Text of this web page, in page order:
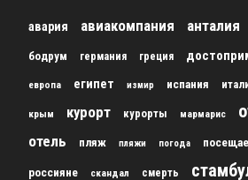
авария авиакомпания анталия
бодрум германия греция
европа египет измир испания
крым курорт курорты мармарис
отель
пляж пляжи погода
россияне скандал смерть